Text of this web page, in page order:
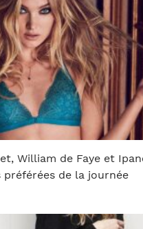
William de Faye et
préférées de la journée